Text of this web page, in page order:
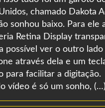
chamado Dakota
sonhou baixo. Para ele
Retina Display
possível ver o outro lado
através dela e um
para facilitar a
vídeo é só um sonho, (…)